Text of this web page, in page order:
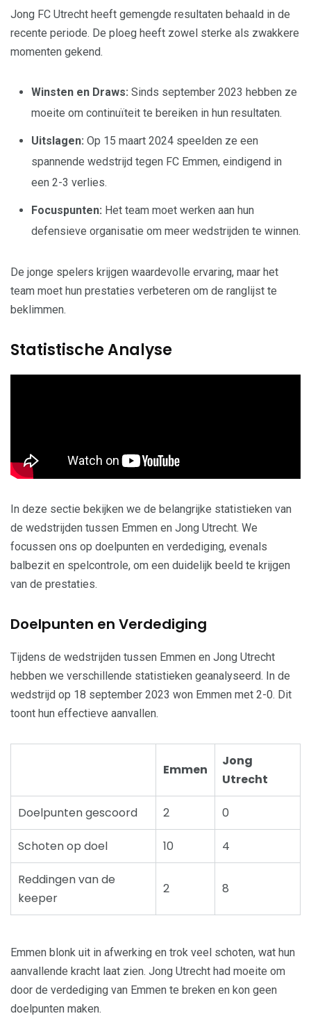
Jong FC Utrecht heeft gemengde resultaten behaald in de
recente periode. De ploeg heeft zowel sterke als zwakkere
momenten gekend.
Winsten en Draws: Sinds september 2023 hebben ze
moeite om continuïteit te bereiken in hun resultaten.
Uitslagen: Op 15 maart 2024 speelden ze een
spannende wedstrijd tegen FC Emmen, eindigend in
een 2-3 verlies.
Focuspunten: Het team moet werken aan hun
defensieve organisatie om meer wedstrijden te winnen.
De jonge spelers krijgen waardevolle ervaring, maar het
team moet hun prestaties verbeteren om de ranglijst te
beklimmen.
Statistische Analyse
In deze sectie bekijken we de belangrijke statistieken van
de wedstrijden tussen Emmen en Jong Utrecht. We
focussen ons op doelpunten en verdediging, evenals
balbezit en spelcontrole, om een duidelijk beeld te krijgen
van de prestaties.
Doelpunten en Verdediging
Tijdens de wedstrijden tussen Emmen en Jong Utrecht
hebben we verschillende statistieken geanalyseerd. In de
wedstrijd op 18 september 2023 won Emmen met 2-0. Dit
toont hun effectieve aanvallen.
Emmen
Jong
Utrecht
Doelpunten gescoord 2 0
Schoten op doel 10 4
Reddingen van de
keeper
2 8
Emmen blonk uit in afwerking en trok veel schoten, wat hun
aanvallende kracht laat zien. Jong Utrecht had moeite om
door de verdediging van Emmen te breken en kon geen
doelpunten maken.